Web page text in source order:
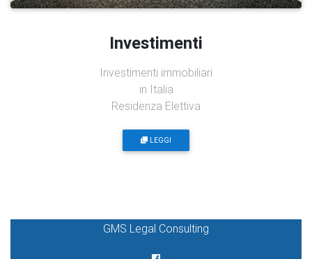
Investimenti
Investimenti immobiliari
in Italia
Residenza Elettiva
LEGGI
GMS Legal Consulting